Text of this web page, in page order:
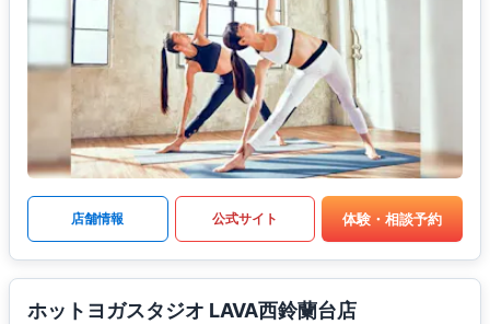
店舗情報 公式サイト 体験・相談予約
ホットヨガスタジオ LAVA西鈴蘭台店